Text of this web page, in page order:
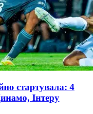
стартувала: 4
Інтеру